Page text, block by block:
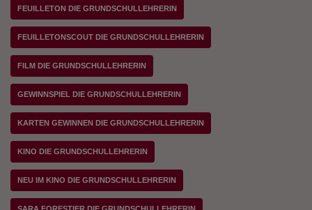
FEUILLETON DIE GRUNDSCHULLEHRERIN
FEUILLETONSCOUT DIE GRUNDSCHULLEHRERIN
FILM DIE GRUNDSCHULLEHRERIN
GEWINNSPIEL DIE GRUNDSCHULLEHRERIN
KARTEN GEWINNEN DIE GRUNDSCHULLEHRERIN
KINO DIE GRUNDSCHULLEHRERIN
NEU IM KINO DIE GRUNDSCHULLEHRERIN